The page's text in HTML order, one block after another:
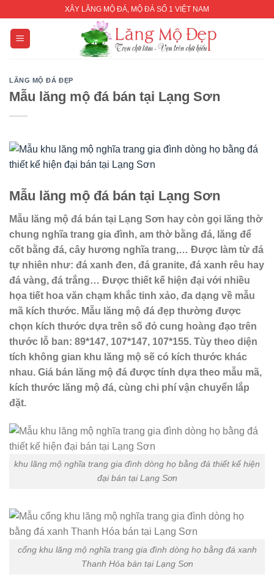
content
XÂY LĂNG MỘ ĐÁ, MỘ ĐÁ SỐ 1 VIỆT NAM
LĂNG MỘ ĐÁ ĐẸP
Mẫu lăng mộ đá bán tại Lạng Sơn
Mẫu lăng mộ đá bán tại Lạng Sơn
Mẫu lăng mộ đá bán tại Lạng Sơn hay còn gọi lăng thờ
chung nghĩa trang gia đình, am thờ bằng đá, lăng để
cốt bằng đá, cây hương nghĩa trang,… Được làm từ đá
tự nhiên như: đá xanh đen, đá granite, đá xanh rêu hay
đá vàng, đá trắng… Được thiết kế hiện đại với nhiều
họa tiết hoa văn chạm khắc tinh xảo, đa dạng về mẫu
mã kích thước. Mẫu lăng mộ đá đẹp thường được
chọn kích thước dựa trên số đỏ cung hoàng đạo trên
thước lỗ ban: 89*147, 107*147, 107*155. Tùy theo diện
tích không gian khu lăng mộ sẽ có kích thước khác
nhau. Giá bán lăng mộ đá được tính dựa theo mẫu mã,
kích thước lăng mộ đá, cùng chi phí vận chuyển lắp
đặt.
khu lăng mộ nghĩa trang gia đình dòng họ bằng đá thiết kế hiện
đại bán tại Lạng Sơn
cổng khu lăng mộ nghĩa trang gia đình dòng họ bằng đá xanh
Thanh Hóa bán tại Lạng Sơn